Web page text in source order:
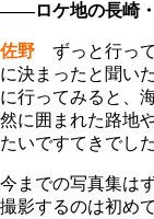
――ロケ地の長崎・
佐野 ずっと行っ
に決まったと聞い
に行ってみると、
然に囲まれた路地
たいですてきでした
今までの写真集は
撮影するのは初め